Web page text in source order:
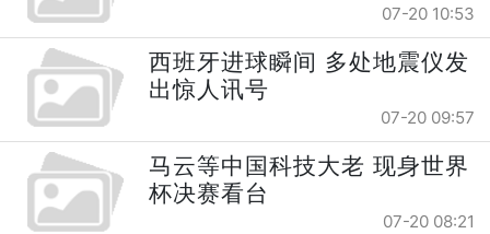
07-20 10:53
西班牙进球瞬间 多处地震仪发
出惊人讯号
07-20 09:57
马云等中国科技大老 现身世界
杯决赛看台
07-20 08:21